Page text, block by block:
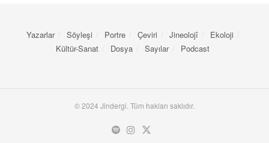
Yazarlar Söyleşi Portre Çeviri Jineolojî
Ekoloji
Kültür-Sanat
Dosya Sayılar Podcast
© 2024 Jindergi. Tüm hakları saklıdır.